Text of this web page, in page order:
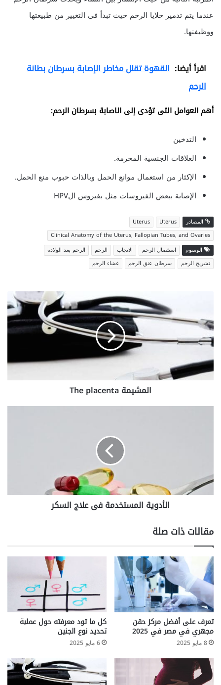
عندما يتم تدمير خلايا الرحم حيث تبدأ فى التغيير من طبيعتها
ووظيفتها.
اقرأ أيضا: القهوة تقلل مخاطر الإصابة بسرطان بطانة
الرحم
أهم العوامل التى تؤدى إلى الاصابة بسرطان الرحم:
التدخين
العلاقات الجنسية المحرمة.
الإكثار من استعمال موانع الحمل وبالذات حبوب منع الحمل.
الإصابة ببعض الفيروسات مثل بفيروس الHPV
المصادر Uterus
Uterus
Clinical Anatomy of the Uterus, Fallopian Tubes, and Ovaries
الوسوم
استئصال الرحم الانجاب الرحم
الرحم بعد الولادة
تشريح الرحم
سرطان عنق الرحم غشاء الرحم
placenta
المشيمة The placenta
الأدوية المستخدمة فى علاج السكر
مقالات ذات صلة
تعرف على أفضل مركز حقن
مجهري في مصر في 2025
8 مايو 2025
كل ما تود معرفته حول عملية
تحديد نوع الجنين
6 مايو 2025